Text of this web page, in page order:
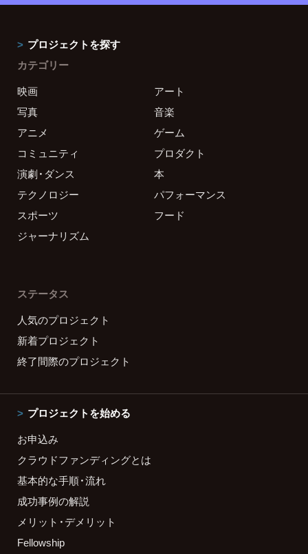
プロジェクトを探す
カテゴリー
映画
アート
写真
音楽
アニメ
ゲーム
コミュニティ
プロダクト
演劇・ダンス
本
テクノロジー
パフォーマンス
スポーツ
フード
ジャーナリズム
ステータス
人気のプロジェクト
新着プロジェクト
終了間際のプロジェクト
プロジェクトを始める
お申込み
クラウドファンディングとは
基本的な手順・流れ
成功事例の解説
メリット・デメリット
Fellowship